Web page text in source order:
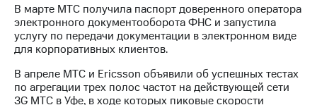
МТС
о технологиях
Достижения
Интервью
В марте МТС получила паспорт доверенного оператора
электронного документооборота ФНС и запустила
услугу по передачи документации в электронном виде
для корпоративных клиентов.
В апреле МТС и Ericsson объявили об успешных тестах
по агрегации трех полос частот на действующей сети
3G МТС в Уфе, в ходе которых пиковые скорости